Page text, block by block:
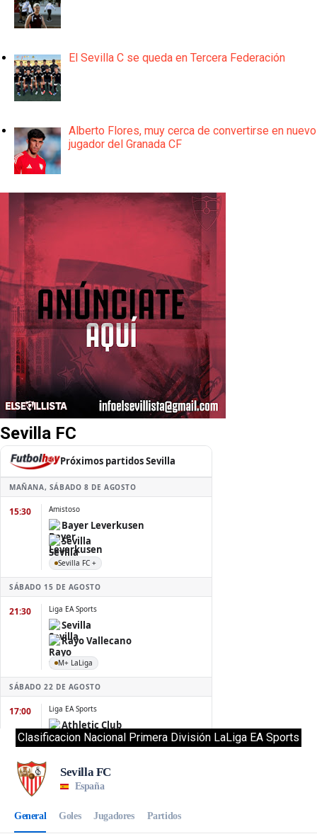
El Sevilla C se queda en Tercera Federación
Alberto Flores, muy cerca de convertirse en nuevo
jugador del Granada CF
Sevilla FC
Clasificacion Nacional Primera División LaLiga EA Sports